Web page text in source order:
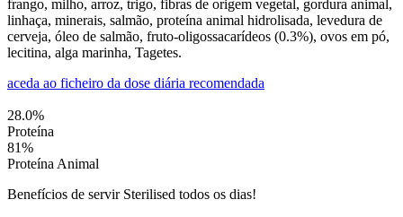
frango, milho, arroz, trigo, fibras de origem vegetal, gordura animal,
linhaça, minerais, salmão, proteína animal hidrolisada, levedura de
cerveja, óleo de salmão, fruto-oligossacarídeos (0.3%), ovos em pó,
lecitina, alga marinha, Tagetes.
aceda ao ficheiro da dose diária recomendada
28.0%
Proteína
81%
Proteína Animal
Benefícios de servir Sterilised todos os dias!